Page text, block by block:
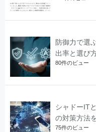
防御力で選
出率と選び
80件のビュー
シャドーIT
の対策方法
75件のビュー